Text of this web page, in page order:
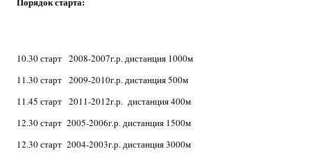
10.30 старт 2008-2007г.р. дистанция 1000м
11.30 старт 2009-2010г.р. дистанция 500м
11.45 старт 2011-2012г.р. дистанция 400м
12.30 старт 2005-2006г.р. дистанция 1500м
12.30 старт 2004-2003г.р. дистанция 3000м